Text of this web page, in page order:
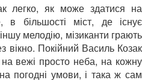
легко, як може здатися на
більшості міст, де існує
мелодію, мізиканти грають
вікно. Покійний Василь Козак
вежі просто неба, на кожну
погодні умови, і така ж сам